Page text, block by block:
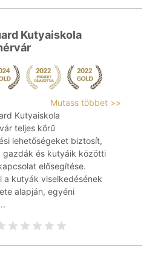
Kutyaiskola
Mutass többet >>
Kutyaiskola
teljes körű
lehetőségeket biztosít,
gazdák és kutyáik közötti
elősegítése.
a kutyák viselkedésének
alapján, egyéni